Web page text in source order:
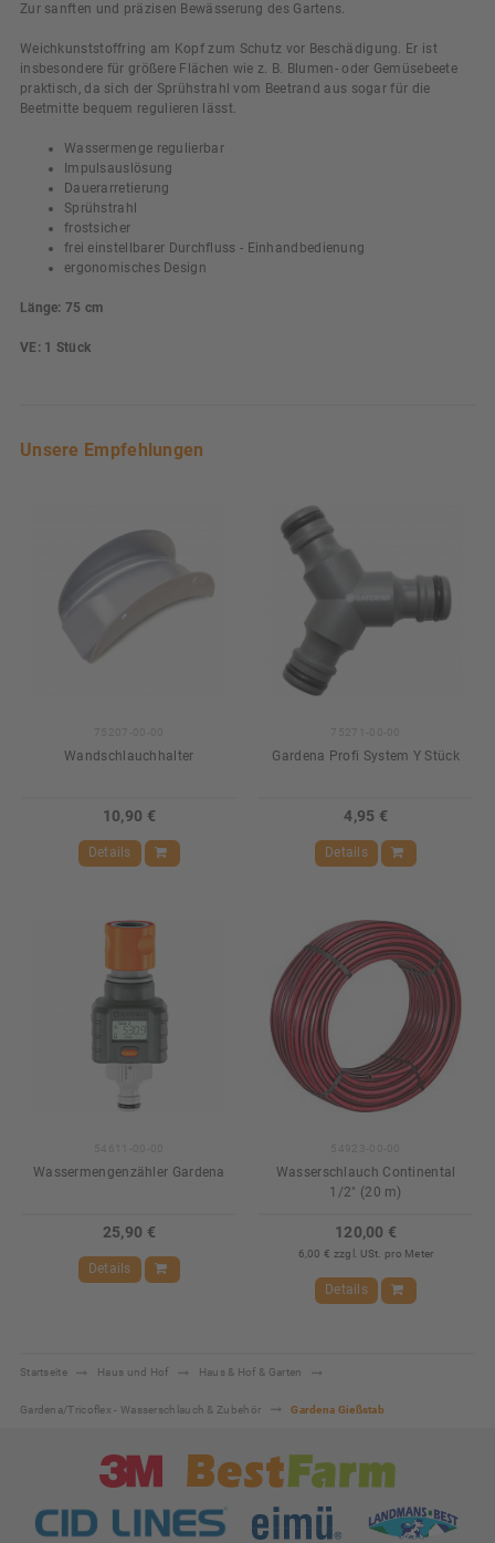
Zur sanften und präzisen Bewässerung des Gartens.
Weichkunststoffring am Kopf zum Schutz vor Beschädigung. Er ist
insbesondere für größere Flächen wie z. B. Blumen- oder Gemüsebeete
praktisch, da sich der Sprühstrahl vom Beetrand aus sogar für die
Beetmitte bequem regulieren lässt.
Wassermenge regulierbar
Impulsauslösung
Dauerarretierung
Sprühstrahl
frostsicher
frei einstellbarer Durchfluss - Einhandbedienung
ergonomisches Design
Länge: 75 cm
VE: 1 Stück
Unsere Empfehlungen
Wandschlauchhalter
10,90 €
Details
Gardena Profi System Y Stück
4,95 €
Details
Wassermengenzähler Gardena
25,90 €
Details
Wasserschlauch Continental
1/2" (20 m)
120,00 €
6,00 € zzgl. USt. pro Meter
Details
Startseite Haus und Hof Haus & Hof & Garten
Gardena/Tricoflex - Wasserschlauch & Zubehör Gardena Gießstab